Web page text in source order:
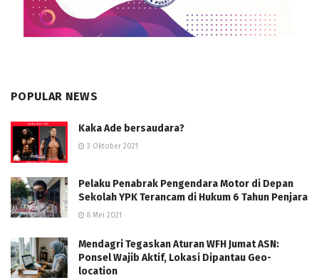
POPULAR NEWS
Kaka Ade bersaudara?
3 Oktober 2021
Pelaku Penabrak Pengendara Motor di Depan
Sekolah YPK Terancam di Hukum 6 Tahun Penjara
8 Mei 2021
Mendagri Tegaskan Aturan WFH Jumat ASN:
Ponsel Wajib Aktif, Lokasi Dipantau Geo-
location